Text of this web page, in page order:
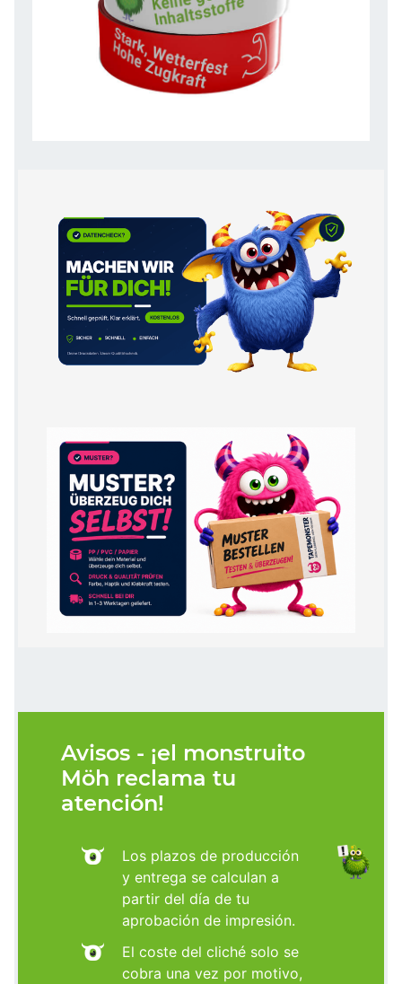
Avisos - ¡el monstruito
Möh reclama tu
atención!
Los plazos de producción
y entrega se calculan a
partir del día de tu
aprobación de impresión.
El coste del cliché solo se
cobra una vez por motivo,